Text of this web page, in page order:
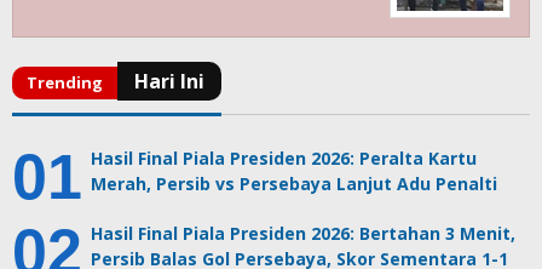
Hasil Final Piala Presiden 2026: Peralta Kartu
Merah, Persib vs Persebaya Lanjut Adu Penalti
Hasil Final Piala Presiden 2026: Bertahan 3 Menit,
Persib Balas Gol Persebaya, Skor Sementara 1-1